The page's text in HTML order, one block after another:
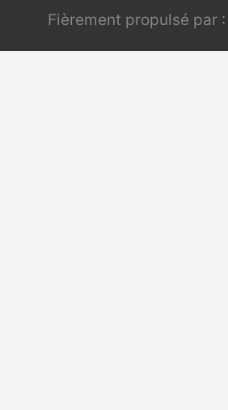
Fièrement propulsé par :